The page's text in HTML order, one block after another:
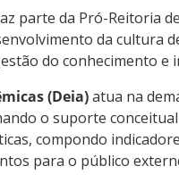
parte da Pró-Reitoria
da cultura
do conhecimento e
(Deia)atua na
o suporte
compondo
para o público